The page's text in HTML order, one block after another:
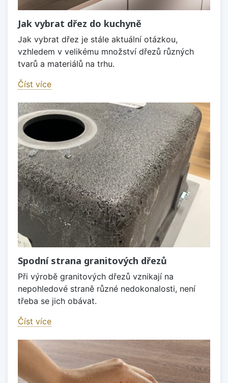
Jak vybrat dřez do kuchyně
Jak vybrat dřez je stále aktuální otázkou,
vzhledem v velikému množství dřezů různých
tvarů a materiálů na trhu.
Číst více
Spodní strana granitových dřezů
Při výrobě granitových dřezů vznikají na
nepohledové straně různé nedokonalosti, není
třeba se jich obávat.
Číst více